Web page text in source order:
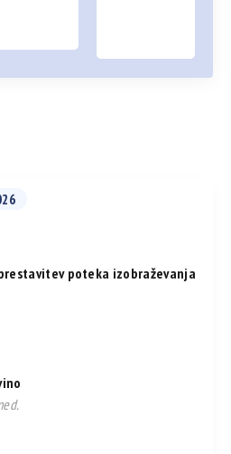
poteka izobraževanja